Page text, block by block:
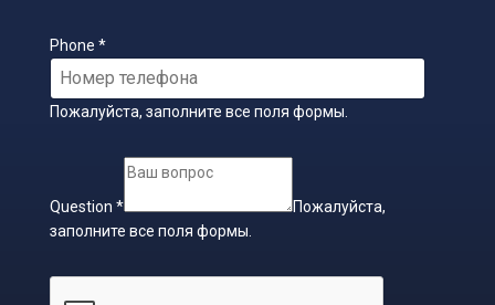
Phone *
Пожалуйста, заполните все поля формы.
Question *
Пожалуйста,
заполните все поля формы.